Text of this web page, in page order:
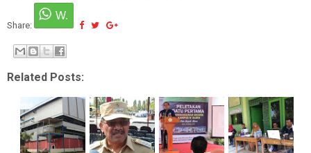
Share:
Related Posts: